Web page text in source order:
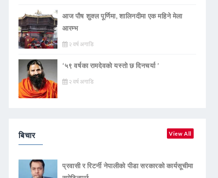
आज पौष शुक्ल पूर्णिमा, शालिनदीमा एक महिने मेला
आरम्भ
२ वर्ष अगाडि
‘५९ वर्षका रामदेवकाे यस्ताे छ दिनचर्या ’
२ वर्ष अगाडि
बिचार View All
प्रवासी र रिटर्नी नेपालीको पीडा सरकारको कार्यसूचीमा